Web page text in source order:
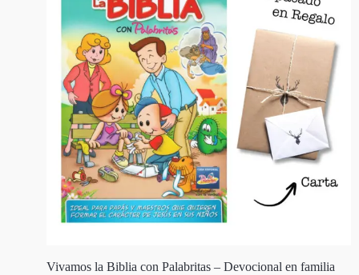
Vivamos la Biblia con Palabritas – Devocional en familia